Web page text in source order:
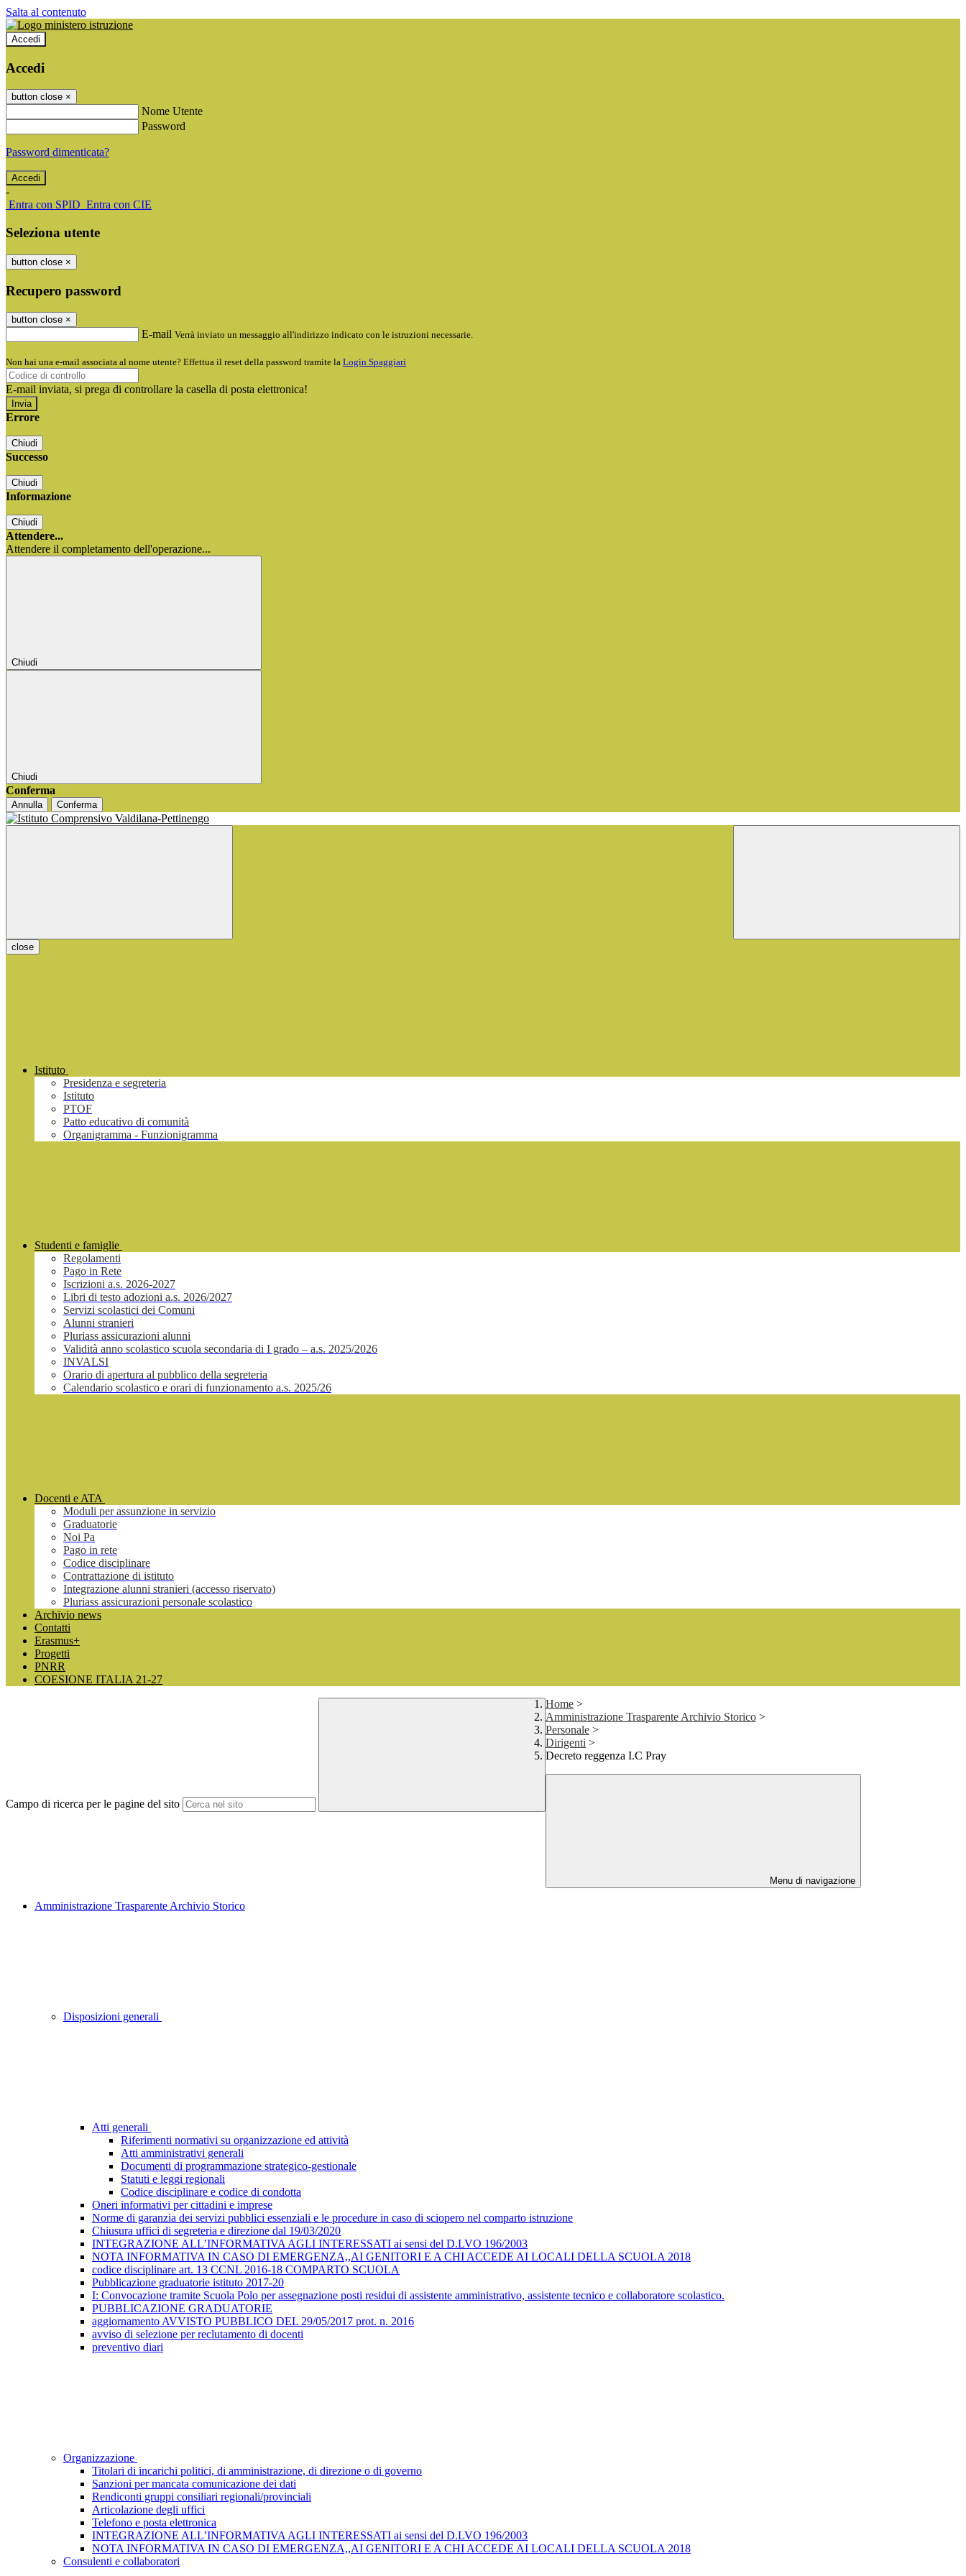
Salta al contenuto
Accedi
Accedi
button close ×
Nome Utente
Password
Password dimenticata?
-
Entra con SPID Entra con CIE
Seleziona utente
button close ×
Recupero password
button close ×
E-mail Verrà inviato un messaggio all'indirizzo indicato con le istruzioni necessarie.
Non hai una e-mail associata al nome utente? Effettua il reset della password tramite la Login Spaggiari
E-mail inviata, si prega di controllare la casella di posta elettronica!
Errore
Chiudi
Successo
Chiudi
Informazione
Chiudi
Attendere...
Attendere il completamento dell'operazione...
Chiudi
Chiudi
Conferma
Annulla Conferma
close
Istituto
Presidenza e segreteria
Istituto
PTOF
Patto educativo di comunità
Organigramma - Funzionigramma
Studenti e famiglie
Regolamenti
Pago in Rete
Iscrizioni a.s. 2026-2027
Libri di testo adozioni a.s. 2026/2027
Servizi scolastici dei Comuni
Alunni stranieri
Pluriass assicurazioni alunni
Validità anno scolastico scuola secondaria di I grado – a.s. 2025/2026
INVALSI
Orario di apertura al pubblico della segreteria
Calendario scolastico e orari di funzionamento a.s. 2025/26
Docenti e ATA
Moduli per assunzione in servizio
Graduatorie
Noi Pa
Pago in rete
Codice disciplinare
Contrattazione di istituto
Integrazione alunni stranieri (accesso riservato)
Pluriass assicurazioni personale scolastico
Archivio news
Contatti
Erasmus+
Progetti
PNRR
COESIONE ITALIA 21-27
Campo di ricerca per le pagine del sito
Home >
Amministrazione Trasparente Archivio Storico >
Personale >
Dirigenti >
Decreto reggenza I.C Pray
Menu di navigazione
Amministrazione Trasparente Archivio Storico
Disposizioni generali
Atti generali
Riferimenti normativi su organizzazione ed attività
Atti amministrativi generali
Documenti di programmazione strategico-gestionale
Statuti e leggi regionali
Codice disciplinare e codice di condotta
Oneri informativi per cittadini e imprese
Norme di garanzia dei servizi pubblici essenziali e le procedure in caso di sciopero nel comparto istruzione
Chiusura uffici di segreteria e direzione dal 19/03/2020
INTEGRAZIONE ALL’INFORMATIVA AGLI INTERESSATI ai sensi del D.LVO 196/2003
NOTA INFORMATIVA IN CASO DI EMERGENZA,,AI GENITORI E A CHI ACCEDE AI LOCALI DELLA SCUOLA 2018
codice disciplinare art. 13 CCNL 2016-18 COMPARTO SCUOLA
Pubblicazione graduatorie istituto 2017-20
I: Convocazione tramite Scuola Polo per assegnazione posti residui di assistente amministrativo, assistente tecnico e collaboratore scolastico.
PUBBLICAZIONE GRADUATORIE
aggiornamento AVVISTO PUBBLICO DEL 29/05/2017 prot. n. 2016
avviso di selezione per reclutamento di docenti
preventivo diari
Organizzazione
Titolari di incarichi politici, di amministrazione, di direzione o di governo
Sanzioni per mancata comunicazione dei dati
Rendiconti gruppi consiliari regionali/provinciali
Articolazione degli uffici
Telefono e posta elettronica
INTEGRAZIONE ALL’INFORMATIVA AGLI INTERESSATI ai sensi del D.LVO 196/2003
NOTA INFORMATIVA IN CASO DI EMERGENZA,,AI GENITORI E A CHI ACCEDE AI LOCALI DELLA SCUOLA 2018
Consulenti e collaboratori